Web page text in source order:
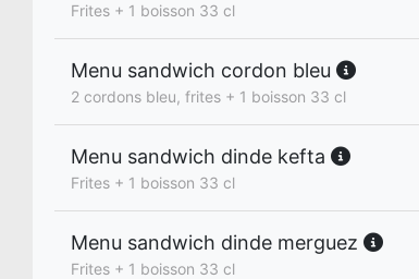
Frites + 1 boisson 33 cl
Menu sandwich cordon bleu
2 cordons bleu, frites + 1 boisson 33 cl
Menu sandwich dinde kefta
Frites + 1 boisson 33 cl
Menu sandwich dinde merguez
Frites + 1 boisson 33 cl